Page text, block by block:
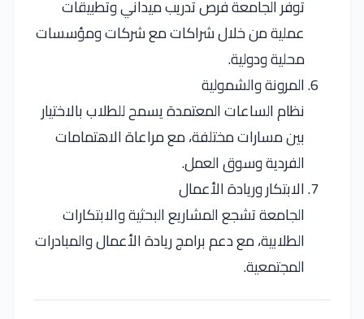
توفر الجامعة فرص تدريب ميداني وتطبيقات
عملية من خلال شراكات مع شركات ومؤسسات
محلية ودولية.
المرونة والشمولية
نظام الساعات المعتمدة يسمح للطلاب بالاختيار
بين مسارات مختلفة، مع مراعاة الاهتمامات
الفردية وسوق العمل.
الابتكار وريادة الأعمال
الجامعة تشجع المشاريع البحثية والابتكارات
الطلابية، مع دعم برامج ريادة الأعمال والمبادرات
المجتمعية.